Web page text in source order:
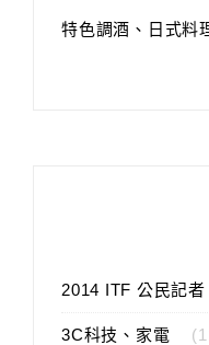
特色調酒、日式料
2014 ITF 公民記者
3C科技、家電